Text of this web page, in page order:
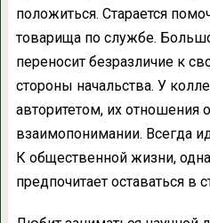
положиться. Старается
товарища по службе.
переносит безразличие к
стороны начальства. У
авторитетом, их отношения
взаимопонимании. Всегда
К общественной жизни,
предпочитает оставаться в